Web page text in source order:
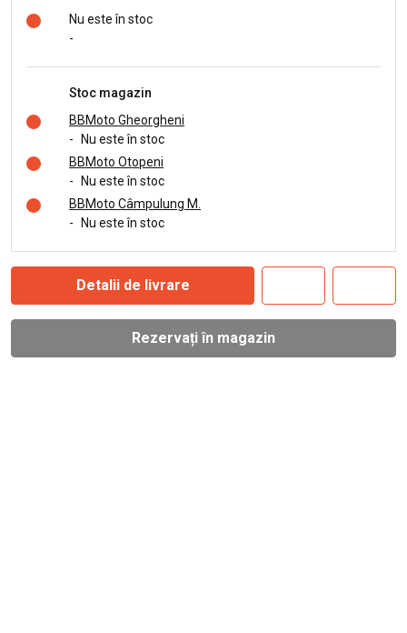
Nu este în stoc
-
Stoc magazin
BBMoto Gheorgheni
-
Nu este în stoc
BBMoto Otopeni
-
Nu este în stoc
BBMoto Câmpulung M.
-
Nu este în stoc
Detalii de livrare
Rezervați în magazin